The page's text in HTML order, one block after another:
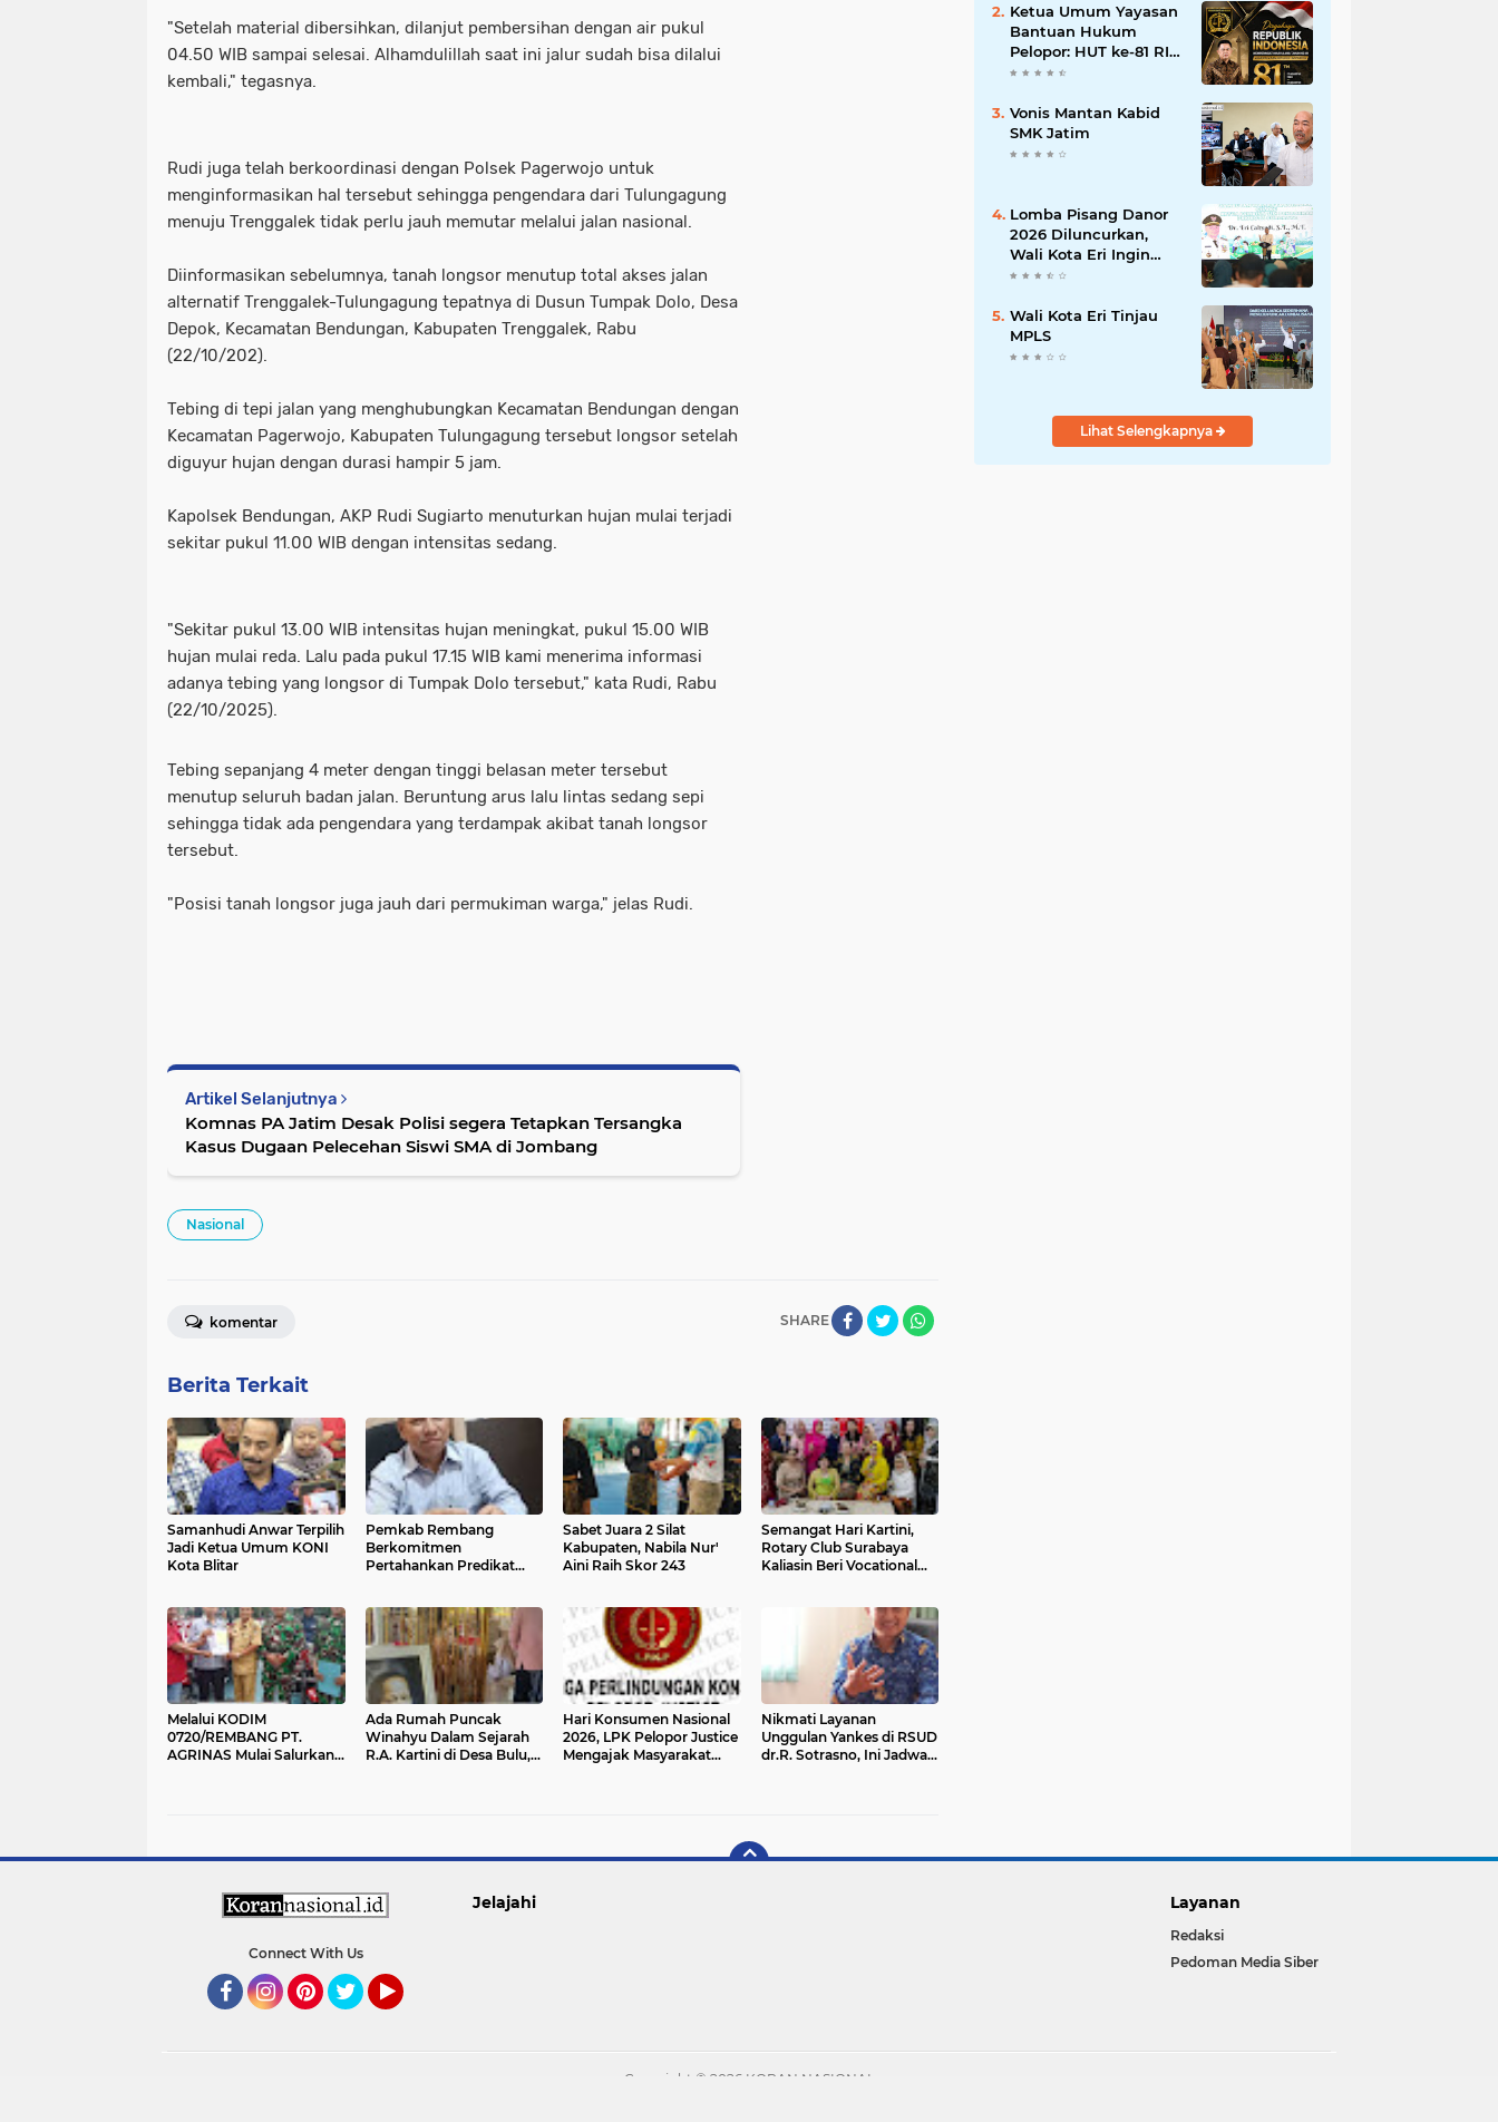
"Setelah material dibersihkan, dilanjut pembersihan dengan air pukul
04.50 WIB sampai selesai. Alhamdulillah saat ini jalur sudah bisa dilalui
kembali," tegasnya.
Rudi juga telah berkoordinasi dengan Polsek Pagerwojo untuk
menginformasikan hal tersebut sehingga pengendara dari Tulungagung
menuju Trenggalek tidak perlu jauh memutar melalui jalan nasional.
Diinformasikan sebelumnya, tanah longsor menutup total akses jalan
alternatif Trenggalek-Tulungagung tepatnya di Dusun Tumpak Dolo, Desa
Depok, Kecamatan Bendungan, Kabupaten Trenggalek, Rabu
(22/10/202).
Tebing di tepi jalan yang menghubungkan Kecamatan Bendungan dengan
Kecamatan Pagerwojo, Kabupaten Tulungagung tersebut longsor setelah
diguyur hujan dengan durasi hampir 5 jam.
Kapolsek Bendungan, AKP Rudi Sugiarto menuturkan hujan mulai terjadi
sekitar pukul 11.00 WIB dengan intensitas sedang.
"Sekitar pukul 13.00 WIB intensitas hujan meningkat, pukul 15.00 WIB
hujan mulai reda. Lalu pada pukul 17.15 WIB kami menerima informasi
adanya tebing yang longsor di Tumpak Dolo tersebut," kata Rudi, Rabu
(22/10/2025).
Tebing sepanjang 4 meter dengan tinggi belasan meter tersebut
menutup seluruh badan jalan. Beruntung arus lalu lintas sedang sepi
sehingga tidak ada pengendara yang terdampak akibat tanah longsor
tersebut.
"Posisi tanah longsor juga jauh dari permukiman warga," jelas Rudi.
Artikel Selanjutnya
Komnas PA Jatim Desak Polisi segera Tetapkan Tersangka
Kasus Dugaan Pelecehan Siswi SMA di Jombang
Nasional
SHARE
komentar
Berita Terkait
Samanhudi Anwar Terpilih
Jadi Ketua Umum KONI
Kota Blitar
Pemkab Rembang
Berkomitmen
Pertahankan Predikat
Sabet Juara 2 Silat
Kabupaten, Nabila Nur'
Aini Raih Skor 243
Semangat Hari Kartini,
Rotary Club Surabaya
Kaliasin Beri Vocational
Melalui KODIM
0720/REMBANG PT.
AGRINAS Mulai Salurkan
Ada Rumah Puncak
Winahyu Dalam Sejarah
R.A. Kartini di Desa Bulu,
Hari Konsumen Nasional
2026, LPK Pelopor Justice
Mengajak Masyarakat
Nikmati Layanan
Unggulan Yankes di RSUD
dr.R. Sotrasno, Ini Jadwal
Persatuan dan
Keadilan bagi Seluruh
Rakyat Indonesia.
Ketua Umum Yayasan
Bantuan Hukum
Pelopor: HUT ke-81 RI
Momentum
Persatuan, dan
Pengabdian kepada
Masyarakat
Vonis Mantan Kabid
SMK Jatim
Lomba Pisang Danor
2026 Diluncurkan,
Wali Kota Eri Ingin
Sampah Organik
Wali Kota Eri Tinjau
MPLS
Lihat Selengkapnya
Connect With Us
Jelajahi Layanan
Redaksi
Pedoman Media Siber
Copyright © 2026 KORAN NASIONAL